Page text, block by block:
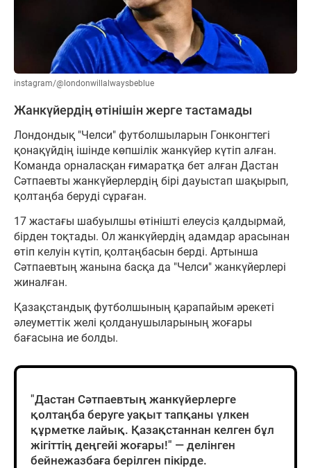
instagram/@londonwillalwaysbeblue
Жанкүйердің өтінішін жерге тастамады
Лондондық "Челси" футболшыларын Гонконгтегі
қонақүйдің ішінде көпшілік жанкүйер күтіп алған.
Команда орналасқан ғимаратқа бет алған Дастан
Сәтпаевты жанкүйерлердің бірі дауыстап шақырып,
қолтаңба беруді сұраған.
17 жастағы шабуылшы өтінішті елеусіз қалдырмай,
бірден тоқтады. Ол жанкүйердің адамдар арасынан
өтіп келуін күтіп, қолтаңбасын берді. Артынша
Сәтпаевтың жанына басқа да "Челси" жанкүйерлері
жиналған.
Қазақстандық футболшының қарапайым әрекеті
әлеуметтік желі қолданушыларының жоғары
бағасына ие болды.
"Дастан Сәтпаевтың жанкүйерлерге
қолтаңба беруге уақыт тапқаны үлкен
құрметке лайық. Қазақстаннан келген бұл
жігіттің деңгейі жоғары!" — делінген
бейнежазбаға берілген пікірде.